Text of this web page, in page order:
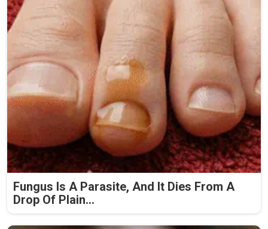
Fungus Is A Parasite, And It Dies From A
Drop Of Plain...